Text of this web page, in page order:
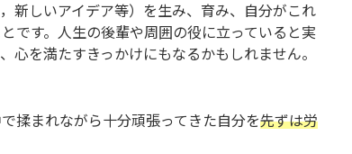
新しいアイデア等）を生み、育み、自分がこれ
です。人生の後輩や周囲の役に立っていると実
心を満たすきっかけにもなるかもしれません。
揉まれながら十分頑張ってきた自分を先ずは労